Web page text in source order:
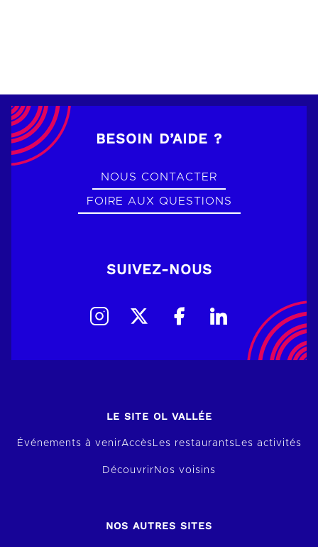
BESOIN D’AIDE ?
NOUS CONTACTER
FOIRE AUX QUESTIONS
SUIVEZ-NOUS
LE SITE OL VALLÉE
Événements à venirAccèsLes restaurantsLes activités
Découvrir Nos voisins
NOS AUTRES SITES